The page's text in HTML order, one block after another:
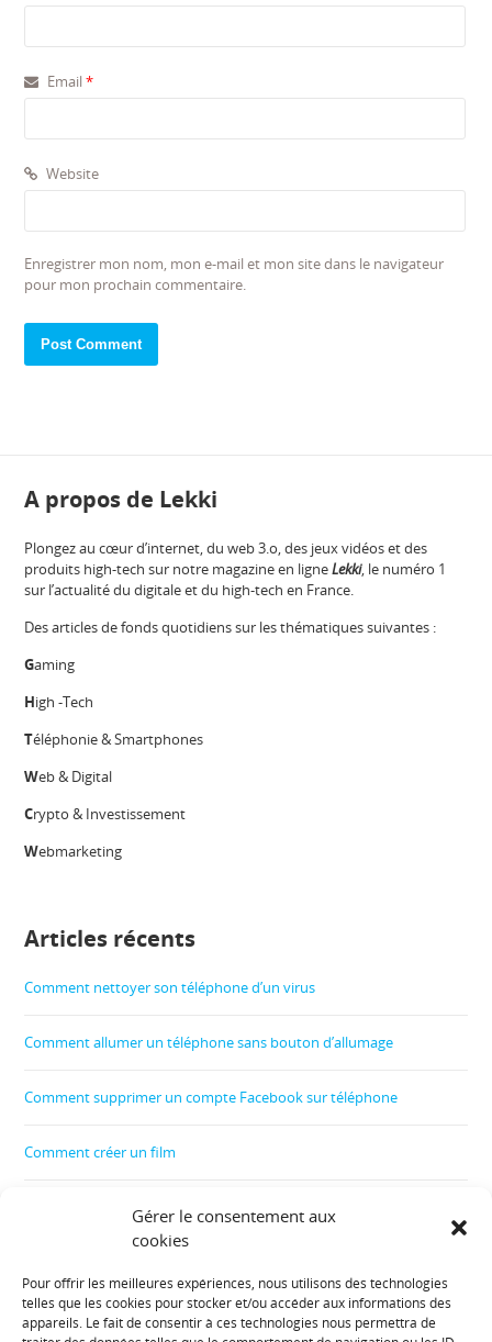
Gérer le consentement aux
cookies
Pour offrir les meilleures expériences, nous utilisons des technologies
telles que les cookies pour stocker et/ou accéder aux informations des
appareils. Le fait de consentir à ces technologies nous permettra de
Email*
Website
Enregistrer mon nom, mon e-mail et mon site dans le navigateur
pour mon prochain commentaire.
A propos de Lekki
Plongez au cœur d’internet, du web 3.o, des jeux vidéos et des
produits high-tech sur notre magazine en ligneLekki, le numéro 1
sur l’actualité du digitale et du high-tech en France.
Des articles de fonds quotidiens sur les thématiques suivantes :
Gaming
High -Tech
Téléphonie & Smartphones
Web & Digital
Crypto & Investissement
Webmarketing
Articles récents
Comment nettoyer son téléphone d’un virus
Comment allumer un téléphone sans bouton d’allumage
Comment supprimer un compte Facebook sur téléphone
Comment créer un film
Comment contrôler le téléphone de son enfant
Informations diverses :